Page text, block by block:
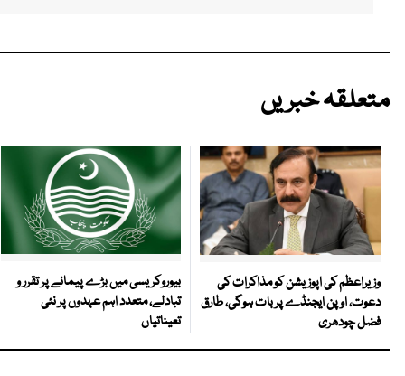
متعلقہ خبریں
وزیراعظم کی اپوزیشن کو مذاکرات کی
دعوت، اوپن ایجنڈے پر بات ہوگی، طارق
فضل چودھری
بیوروکریسی میں بڑے پیمانے پر تقرر و
تبادلے، متعدد اہم عہدوں پر نئی
تعیناتیاں